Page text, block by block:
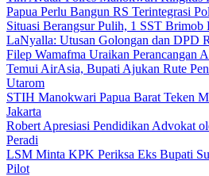
Papua Perlu Bangun RS Terintegrasi
Situasi Berangsur Pulih, 1 SST
LaNyalla: Utusan Golongan dan DPD
Filep Wamafma Uraikan Perancangan
Temui AirAsia, Bupati Ajukan Rute
Utarom
STIH Manokwari Papua Barat Teken
Jakarta
Robert Apresiasi Pendidikan Advokat
Peradi
LSM Minta KPK Periksa Eks Bupati
Pilot